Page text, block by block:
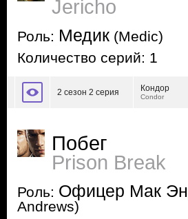
Jericho
Роль: Медик (Medic)
Количество серий: 1
2 сезон 2 серия Кондор
Condor
Побег
Prison Break
Роль: Офицер Мак
Andrews)